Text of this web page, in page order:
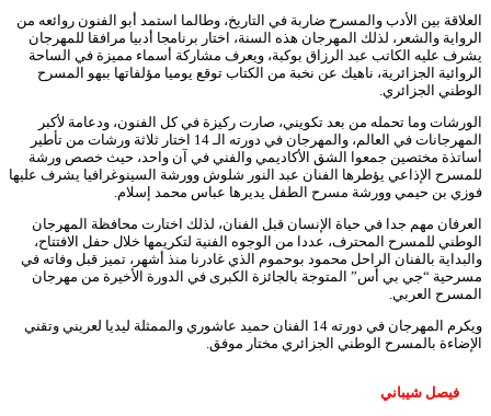
العلاقة بين الأدب والمسرح ضاربة في التاريخ، وطالما استمد أبو الفنون روائعه من
الرواية والشعر، لذلك المهرجان هذه السنة، اختار برنامجا أدبيا مرافقا للمهرجان
يشرف عليه الكاتب عبد الرزاق بوكبة، ويعرف مشاركة أسماء مميزة في الساحة
الروائية الجزائرية، ناهيك عن نخبة من الكتاب توقع يوميا مؤلفاتها ببهو المسرح
الوطني الجزائري.
الورشات وما تحمله من بعد تكويني، صارت ركيزة في كل الفنون، ودعامة لأكبر
المهرجانات في العالم، والمهرجان في دورته الـ 14 اختار ثلاثة ورشات من تأطير
أساتذة مختصين جمعوا الشق الأكاديمي والفني في آن واحد، حيث خصص ورشة
للمسرح الإذاعي يؤطرها الفنان عبد النور شلوش وورشة السينوغرافيا يشرف عليها
فوزي بن حيمي وورشة مسرح الطفل يديرها عباس محمد إسلام.
العرفان مهم جدا في حياة الإنسان قبل الفنان، لذلك اختارت محافظة المهرجان
الوطني للمسرح المحترف، عددا من الوجوه الفنية لتكريمها خلال حفل الافتتاح،
والبداية بالفنان الراحل محمود بوحموم الذي غادرنا منذ أشهر، تميز قبل وفاته في
مسرحية “جي بي أس” المتوجة بالجائزة الكبرى في الدورة الأخيرة من مهرجان
المسرح العربي.
ويكرم المهرجان في دورته 14 الفنان حميد عاشوري والممثلة ليديا لعريني وتقني
الإضاءة بالمسرح الوطني الجزائري مختار موفق.
فيصل شيباني